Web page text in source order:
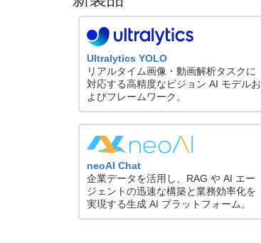
Ultralytics YOLO
リアルタイム画像・動画解析タスクに
対応する高精度なビジョン AI モデルお
よびフレームワーク。
neoAI Chat
企業データを活用し、RAG や AI エー
ジェントの迅速な構築と業務効率化を
実現する生成 AI プラットフォーム。